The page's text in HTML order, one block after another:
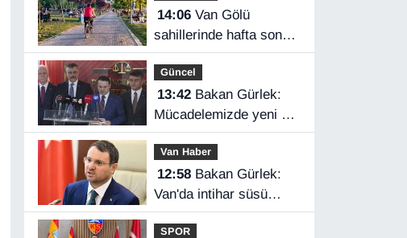
14:06Van Gölü
sahillerinde hafta sonu
yoğunluğu
Güncel
13:42Bakan Gürlek:
Mücadelemizde yeni bir
boyuta geçeceğiz
Van Haber
12:58Bakan Gürlek:
Van'da intihar süsü
verilen olay aydınlatıldı
SPOR